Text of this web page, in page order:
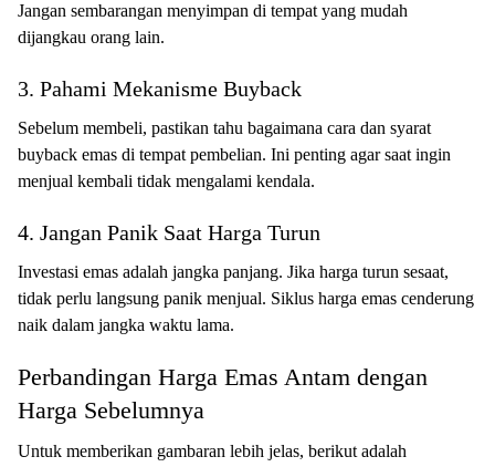
Jangan sembarangan menyimpan di tempat yang mudah
dijangkau orang lain.
3. Pahami Mekanisme Buyback
Sebelum membeli, pastikan tahu bagaimana cara dan syarat
buyback emas di tempat pembelian. Ini penting agar saat ingin
menjual kembali tidak mengalami kendala.
4. Jangan Panik Saat Harga Turun
Investasi emas adalah jangka panjang. Jika harga turun sesaat,
tidak perlu langsung panik menjual. Siklus harga emas cenderung
naik dalam jangka waktu lama.
Perbandingan Harga Emas Antam dengan
Harga Sebelumnya
Untuk memberikan gambaran lebih jelas, berikut adalah